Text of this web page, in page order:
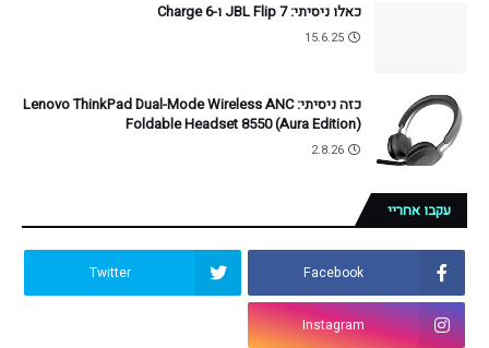
כאלו ניסיתי: JBL Flip 7 ו-Charge 6
15.6.25
כזה ניסיתי: Lenovo ThinkPad Dual-Mode Wireless ANC
Foldable Headset 8550 (Aura Edition)
2.8.26
עקבו אחריי
Facebook
Twitter
Instagram